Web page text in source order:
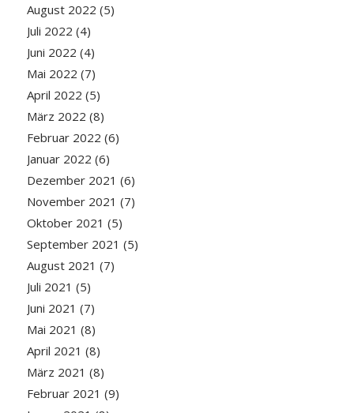
August 2022 (5)
Juli 2022 (4)
Juni 2022 (4)
Mai 2022 (7)
April 2022 (5)
März 2022 (8)
Februar 2022 (6)
Januar 2022 (6)
Dezember 2021 (6)
November 2021 (7)
Oktober 2021 (5)
September 2021 (5)
August 2021 (7)
Juli 2021 (5)
Juni 2021 (7)
Mai 2021 (8)
April 2021 (8)
März 2021 (8)
Februar 2021 (9)